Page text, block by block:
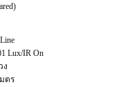
Lux/IR On
ง
ตร